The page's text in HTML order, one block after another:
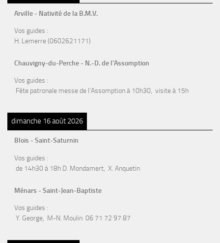
Arville - Nativité de la B.M.V.
Vos guides :
H. Lemerre (0602621171)
Chauvigny-du-Perche - N.-D. de l’Assomption
Vos guides :
Fête patronale messe de l’Assomption à 10h30, visite à 15h
dimanche 16 août 2026
Blois - Saint-Saturnin
Vos guides :
de 14h30 à 18h D. Mondamert, X. Anquetin
Ménars - Saint-Jean-Baptiste
Vos guides :
Y. George, M-N. Moulin 06 71 72 97 87